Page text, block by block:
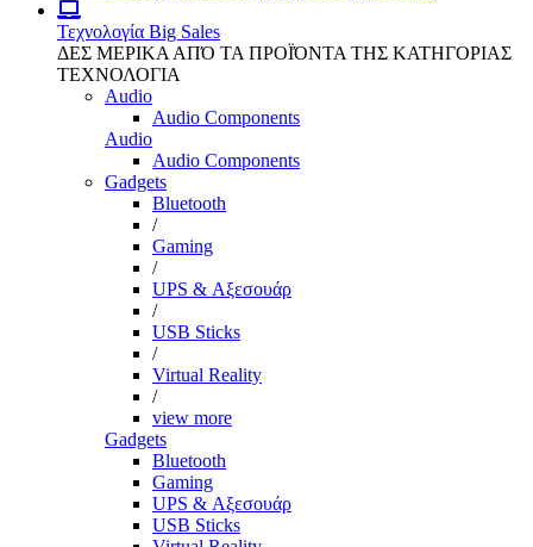
Τεχνολογία Big Sales
ΔΕΣ ΜΕΡΙΚΑ ΑΠΌ ΤΑ ΠΡΟΪΌΝΤΑ ΤΗΣ ΚΑΤΗΓΟΡΙΑΣ
ΤΕΧΝΟΛΟΓΙΑ
Audio
Audio Components
Audio
Audio Components
Gadgets
Bluetooth
/
Gaming
/
UPS & Αξεσουάρ
/
USB Sticks
/
Virtual Reality
/
view more
Gadgets
Bluetooth
Gaming
UPS & Αξεσουάρ
USB Sticks